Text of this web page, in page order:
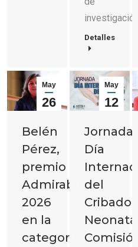
investigación.
Detalles
May
26
Belén
Pérez,
premio
Admirables
2026
en la
categoría
May
12
Jornada
Día
del
Cribado
Neonatal,
Comisión